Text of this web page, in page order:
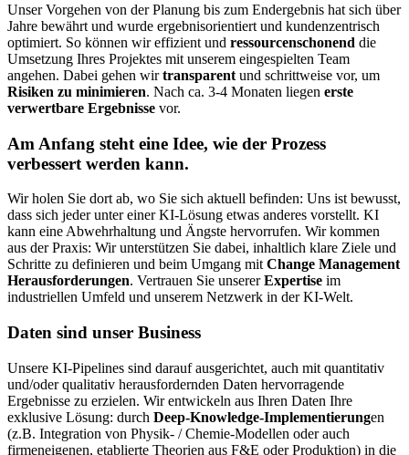
Unser Vorgehen von der Planung bis zum Endergebnis hat sich über
Jahre bewährt und wurde ergebnisorientiert und kundenzentrisch
optimiert. So können wir effizient und ressourcenschonend die
Umsetzung Ihres Projektes mit unserem eingespielten Team
angehen. Dabei gehen wirtransparent und schrittweise vor, um
Risiken zu minimieren. Nach ca. 3-4 Monaten liegen erste
verwertbare Ergebnisse vor.
Am Anfang steht eine Idee, wie der Prozess
verbessert werden kann.
Wir holen Sie dort ab, wo Sie sich aktuell befinden: Uns ist bewusst,
dass sich jeder unter einer KI-Lösung etwas anderes vorstellt. KI
kann eine Abwehrhaltung und Ängste hervorrufen. Wir kommen
aus der Praxis: Wir unterstützen Sie dabei, inhaltlich klare Ziele und
Schritte zu definieren und beim Umgang mit Change Management
Herausforderungen. Vertrauen Sie unsererExpertise im
industriellen Umfeld und unserem Netzwerk in der KI-Welt.
Daten sind unser Business
Unsere KI-Pipelines sind darauf ausgerichtet, auch mit quantitativ
und/oder qualitativ herausfordernden Daten hervorragende
Ergebnisse zu erzielen. Wir entwickeln aus Ihren Daten Ihre
exklusive Lösung: durch Deep-Knowledge-Implementierungen
(z.B. Integration von Physik- / Chemie-Modellen oder auch
firmeneigenen, etablierte Theorien aus F&E oder Produktion) in die